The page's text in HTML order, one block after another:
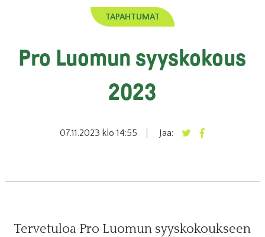
TAPAHTUMAT
Pro Luomun syyskokous
2023
07.11.2023 klo 14:55 Jaa:
Tervetuloa Pro Luomun syyskokoukseen